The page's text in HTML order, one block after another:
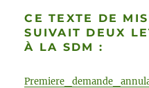
CE TEXTE DE
SUIVAIT DEUX
À LA SDM :